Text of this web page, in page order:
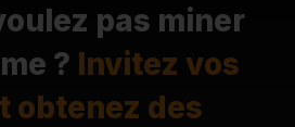
pas miner
? Invitez vos
obtenez des